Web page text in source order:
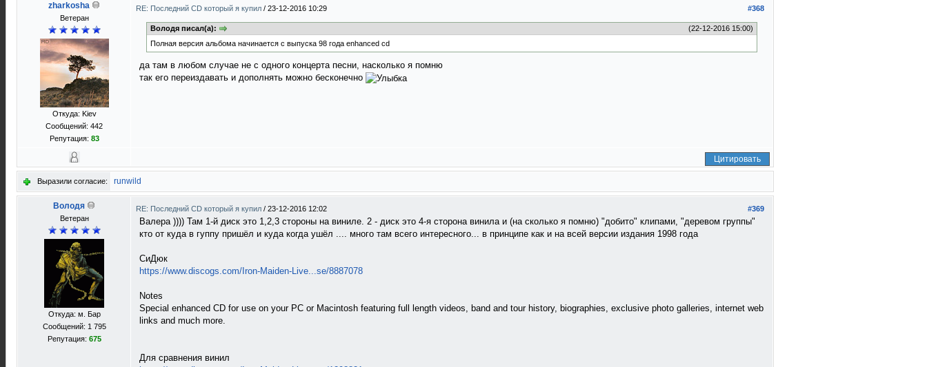
zharkosha
Ветеран
Откуда: Kiev
Сообщений: 442
Репутация: 83
#368
RE: Последний CD который я купил / 23-12-2016 10:29
(22-12-2016 15:00)
Володя писал(а):
Полная версия альбома начинается с выпуска 98 года enhanced cd
да там в любом случае не с одного концерта песни, насколько я помню
так его переиздавать и дополнять можно бесконечно
Цитировать
Выразили согласие: runwild
Володя
Ветеран
Откуда: м. Бар
Сообщений: 1 795
Репутация: 675
#369
RE: Последний CD который я купил / 23-12-2016 12:02
Валера )))) Там 1-й диск это 1,2,3 стороны на виниле. 2 - диск это 4-я сторона винила и (на сколько я помню) "добито" клипами, "деревом группы"
кто от куда в гуппу пришёл и куда когда ушёл .... много там всего интересного... в принципе как и на всей версии издания 1998 года
СиДюк
https://www.discogs.com/Iron-Maiden-Live...se/8887078
Notes
Special enhanced CD for use on your PC or Macintosh featuring full length videos, band and tour history, biographies, exclusive photo galleries, internet web
links and much more.
Для сравнения винил